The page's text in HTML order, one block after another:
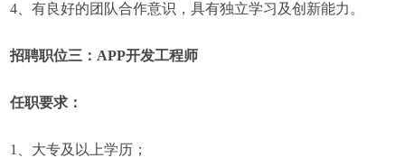
4、有良好的团队合作意识，具有独立学习及创新能力。
招聘职位三：APP开发工程师
任职要求：
1、大专及以上学历；